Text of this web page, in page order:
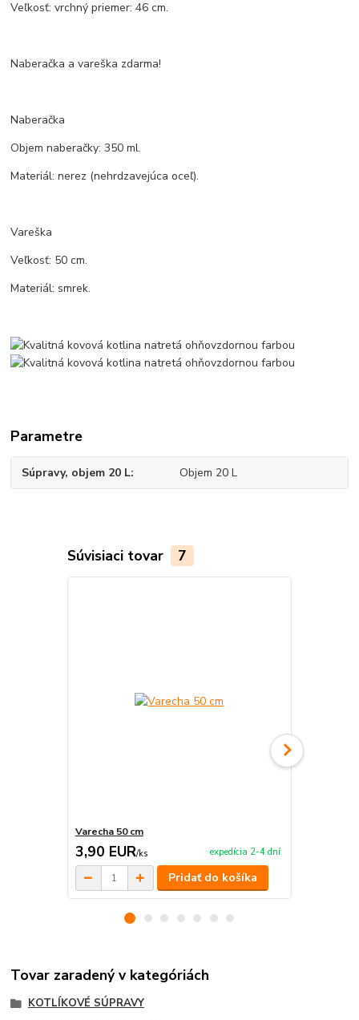
Veľkosť: vrchný priemer: 46 cm.
Naberačka a vareška zdarma!
Naberačka
Objem naberačky: 350 ml.
Materiál: nerez (nehrdzavejúca oceľ).
Vareška
Veľkosť: 50 cm.
Materiál: smrek.
Parametre
Súpravy, objem 20 L Objem 20 L
Súvisiaci tovar 7
Varecha 50 cm
3,90 EUR/ks expedícia 2-4 dní
Pridať do košíka
Tovar zaradený v kategóriách
KOTLÍKOVÉ SÚPRAVY